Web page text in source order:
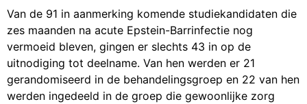
Van de 91 in aanmerking komende studiekandidaten die
zes maanden na acute Epstein-Barrinfectie nog
vermoeid bleven, gingen er slechts 43 in op de
uitnodiging tot deelname. Van hen werden er 21
gerandomiseerd in de behandelingsgroep en 22 van hen
werden ingedeeld in de groep die gewoonlijke zorg